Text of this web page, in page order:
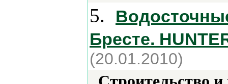
5.
Бресте.
(20.01.2010)